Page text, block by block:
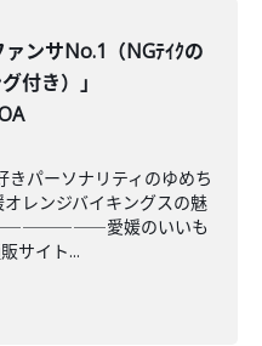
ンサNo.1（NGﾃｲｸの
付き）」
パーソナリティのゆめち
レンジバイキングスの魅
愛媛のいいも
サイト...